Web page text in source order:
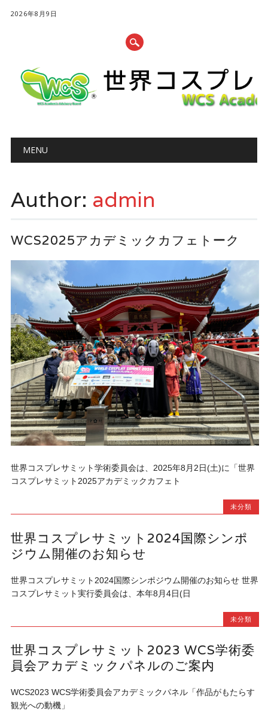
2026年8月9日
Main menu
MENU
Author: admin
WCS2025アカデミックカフェトーク
世界コスプレサミット学術委員会は、2025年8月2日(土)に「世界
コスプレサミット2025アカデミックカフェト
未分類
世界コスプレサミット2024国際シンポ
ジウム開催のお知らせ
世界コスプレサミット2024国際シンポジウム開催のお知らせ 世界
コスプレサミット実行委員会は、本年8月4日(日
未分類
世界コスプレサミット2023 WCS学術委
員会アカデミックパネルのご案内
WCS2023 WCS学術委員会アカデミックパネル「作品がもたらす
観光への動機」